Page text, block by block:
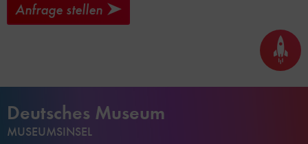
Anfrage stellen
Seite
nach
oben
Deutsches Museum
MUSEUMSINSEL